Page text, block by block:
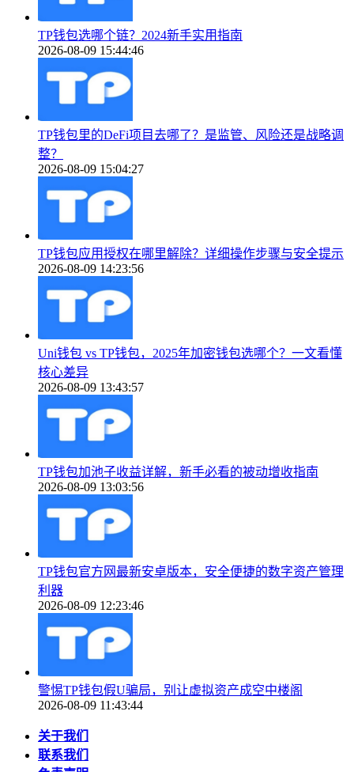
TP钱包选哪个链？2024新手实用指南
2026-08-09 15:44:46
TP钱包里的DeFi项目去哪了？是监管、风险还是战略调
整？
2026-08-09 15:04:27
TP钱包应用授权在哪里解除？详细操作步骤与安全提示
2026-08-09 14:23:56
Uni钱包 vs TP钱包，2025年加密钱包选哪个？一文看懂
核心差异
2026-08-09 13:43:57
TP钱包加池子收益详解，新手必看的被动增收指南
2026-08-09 13:03:56
TP钱包官方网最新安卓版本，安全便捷的数字资产管理
利器
2026-08-09 12:23:46
警惕TP钱包假U骗局，别让虚拟资产成空中楼阁
2026-08-09 11:43:44
关于我们
联系我们